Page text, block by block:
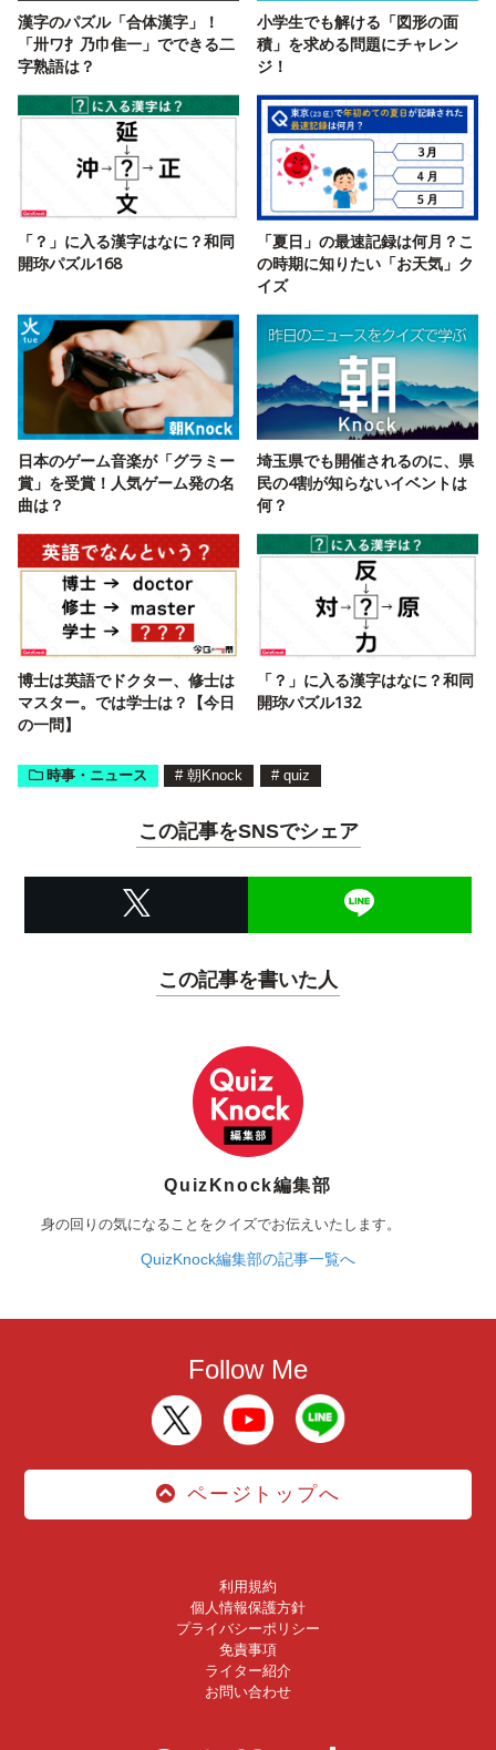
漢字のパズル「合体漢字」！
「卅ワ扌乃巾隹一」でできる二
字熟語は？
小学生でも解ける「図形の面
積」を求める問題にチャレン
ジ！
「？」に入る漢字はなに？和同
開珎パズル168
「夏日」の最速記録は何月？こ
の時期に知りたい「お天気」ク
イズ
日本のゲーム音楽が「グラミー
賞」を受賞！人気ゲーム発の名
曲は？
埼玉県でも開催されるのに、県
民の4割が知らないイベントは
何？
博士は英語でドクター、修士は
マスター。では学士は？【今日
の一問】
「？」に入る漢字はなに？和同
開珎パズル132
時事・ニュース # 朝Knock # quiz
この記事をSNSでシェア
この記事を書いた人
QuizKnock編集部
身の回りの気になることをクイズでお伝えいたします。
QuizKnock編集部の記事一覧へ
Follow Me
ページトップへ
利用規約
個人情報保護方針
プライバシーポリシー
免責事項
ライター紹介
お問い合わせ